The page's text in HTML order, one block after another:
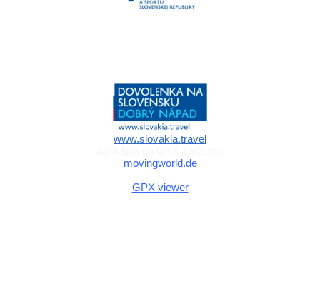
www.slovakia.travel
movingworld.de
GPX viewer